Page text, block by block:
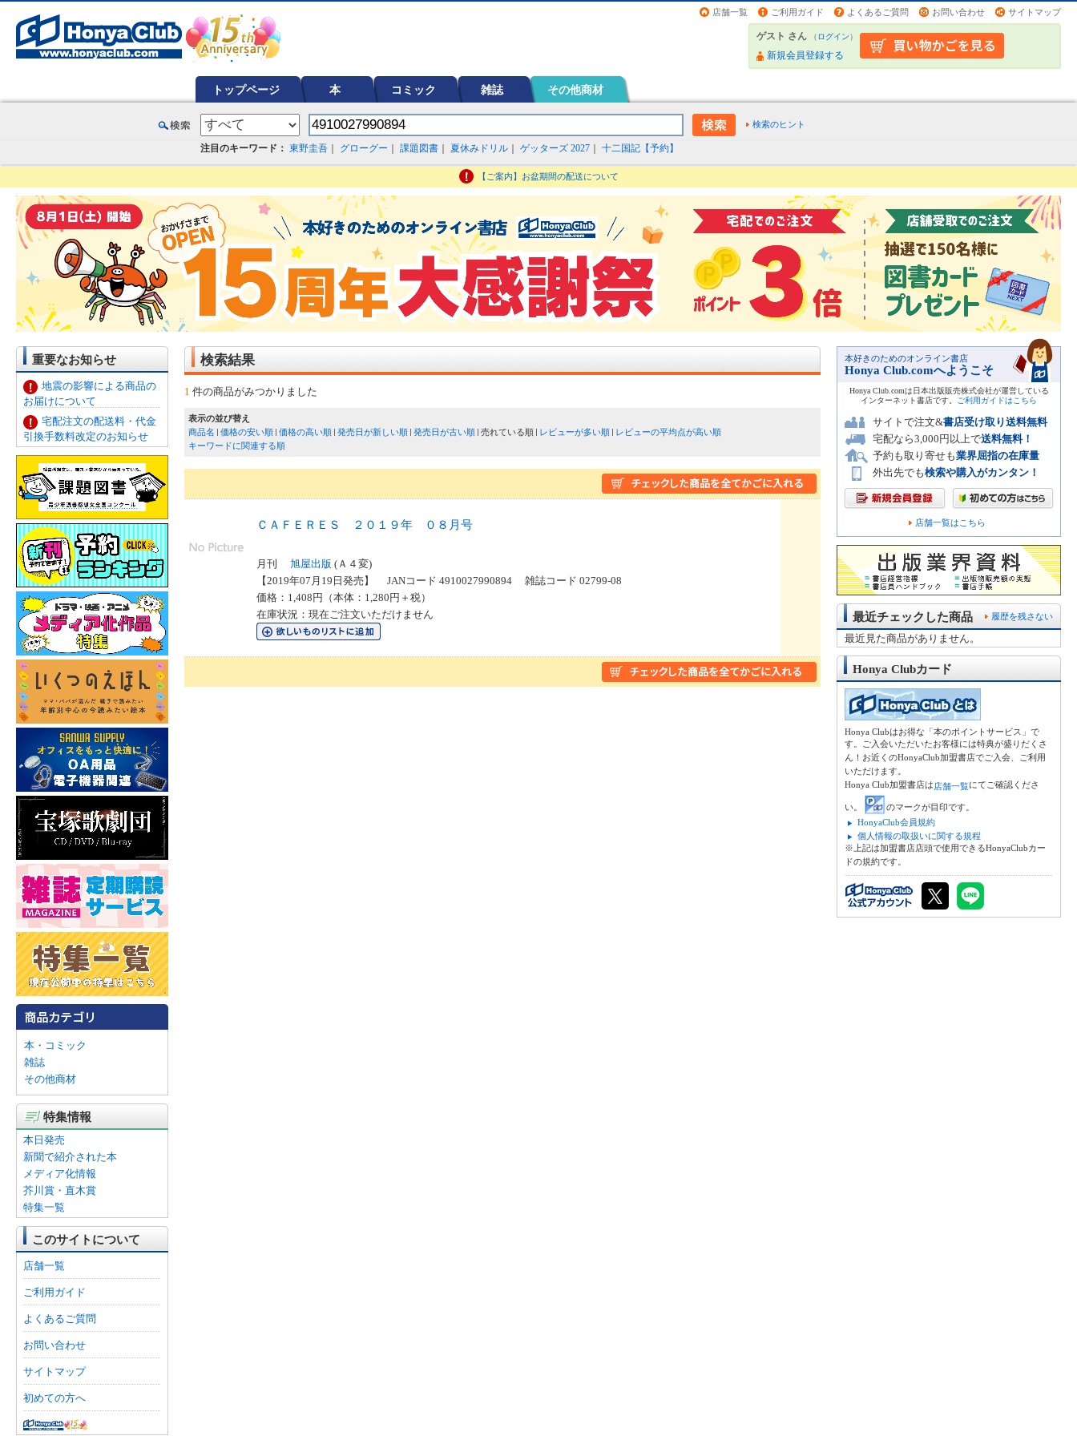
店舗一覧 ご利用ガイド よくあるご質問 お問い合わせ サイトマップ
ゲスト さん （ログイン）
新規会員登録する
トップページ 本 コミック 雑誌 その他商材
検索のヒント
注目のキーワード： 東野圭吾 グローグー 課題図書 夏休みドリル ゲッターズ 2027 十二国記【予約】
【ご案内】お盆期間の配送について
重要なお知らせ
地震の影響による商品の
お届けについて
宅配注文の配送料・代金
引換手数料改定のお知らせ
本・コミック
雑誌
その他商材
特集情報
本日発売
新聞で紹介された本
メディア化情報
芥川賞・直木賞
特集一覧
このサイトについて
店舗一覧
ご利用ガイド
よくあるご質問
お問い合わせ
サイトマップ
初めての方へ
検索結果
1 件の商品がみつかりました
表示の並び替え
商品名
価格の安い順 価格の高い順 発売日が新しい順 発売日が古い順 売れている順 レビューが多い順
レビューの平均点が高い順
キーワードに関連する順
ＣＡＦＥＲＥＳ ２０１９年 ０８月号
月刊 旭屋出版 (Ａ４変)
【2019年07月19日発売】 JANコード 4910027990894 雑誌コード 02799-08
価格：1,408円（本体：1,280円＋税）
在庫状況：現在ご注文いただけません
本好きのためのオンライン書店
Honya Club.comへようこそ
Honya Club.comは日本出版販売株式会社が運営している
インターネット書店です。
ご利用ガイドはこちら
サイトで注文&書店受け取り送料無料
宅配なら3,000円以上で送料無料！
予約も取り寄せも業界屈指の在庫量
外出先でも検索や購入がカンタン！
店舗一覧はこちら
履歴を残さない
最近チェックした商品
最近見た商品がありません。
Honya Clubカード
Honya Clubはお得な「本のポイントサービス」で
す。ご入会いただいたお客様には特典が盛りだくさ
ん！お近くのHonyaClub加盟書店でご入会、ご利用
いただけます。
Honya Club加盟書店は店舗一覧にてご確認くださ
い。
のマークが目印です。
HonyaClub会員規約
個人情報の取扱いに関する規程
※上記は加盟書店店頭で使用できるHonyaClubカー
ドの規約です。